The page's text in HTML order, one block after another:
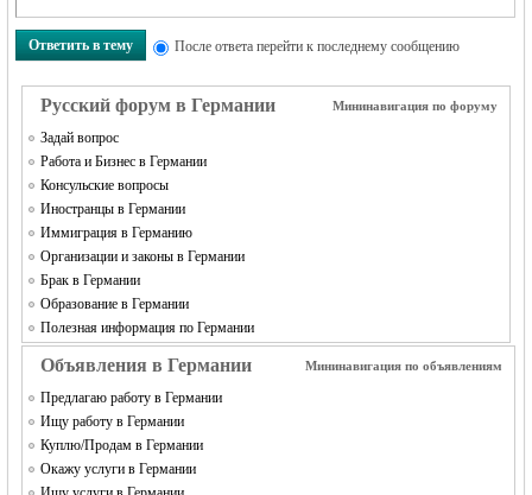
Ответить в тему После ответа перейти к последнему сообщению
Русский форум в Германии Мининавигация по форуму
Задай вопрос
Работа и Бизнес в Германии
Консульские вопросы
Иностранцы в Германии
Иммиграция в Германию
Организации и законы в Германии
Брак в Германии
Образование в Германии
Полезная информация по Германии
Объявления в Германии Мининавигация по объявлениям
Предлагаю работу в Германии
Ищу работу в Германии
Куплю/Продам в Германии
Окажу услуги в Германии